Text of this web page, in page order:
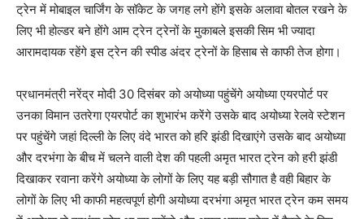
ट्रेन में मोबाइल चार्जिंग के सॉकेट के जगह लगे होंगे इसके अलावा बोतल रखने के
लिए भी होल्डर बने होंगे आम ट्रेन ट्रेनों के मुकाबले इसकी सिम भी ज्यादा
आरामदायक रहेंगे इस ट्रेन की स्पीड अंदर ट्रेनों के हिसाब से काफी तेज होगा।
प्रधानमंत्री नरेंद्र मोदी 30 दिसंबर को अयोध्या पहुंचेंगे अयोध्या एयरपोर्ट पर
उनका विमान उतरेगा एयरपोर्ट का शुभारंभ करेंगे उसके बाद अयोध्या रेलवे स्टेशन
पर पहुंचेंगे जहां दिल्ली के लिए वंदे भारत को हरि झंडी दिखाएंगे उसके बाद अयोध्या
और दरभंगा के बीच में चलने वाली देश की पहली अमृत भारत ट्रेन को हरी झंडी
दिखाकर रवाना करेंगे अयोध्या के लोगों के लिए यह बड़ी सौगात है वही बिहार के
लोगों के लिए भी काफी महत्वपूर्ण होगी अयोध्या दरभंगा अमृत भारत ट्रेन कम समय